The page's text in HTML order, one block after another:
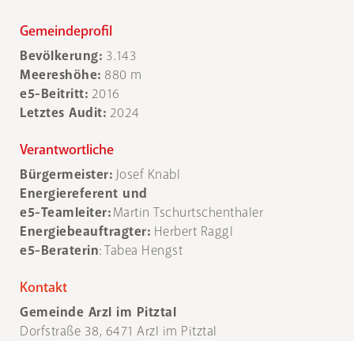
Gemeindeprofil
Bevölkerung: 3.143
Meereshöhe: 880 m
e5-Beitritt: 2016
Letztes Audit: 2024
Verantwortliche
Bürgermeister: Josef Knabl
Energiereferent und
e5-Teamleiter:Martin Tschurtschenthaler
Energiebeauftragter: Herbert Raggl
e5-Beraterin: Tabea Hengst
Kontakt
Gemeinde Arzl im Pitztal
Dorfstraße 38, 6471 Arzl im Pitztal